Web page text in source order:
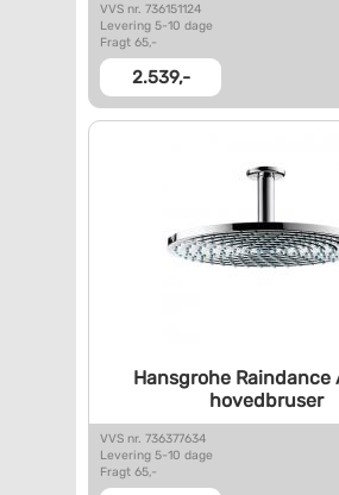
VVS nr. 736151124
Levering 5-10 dage
Fragt 65,-
2.539,-
Hansgrohe Raindance
hovedbruser
VVS nr. 736377634
Levering 5-10 dage
Fragt 65,-